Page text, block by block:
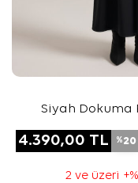
Siyah Dokuma
4.390,00 TL %20
2 ve üzeri